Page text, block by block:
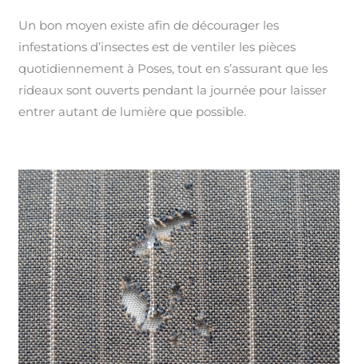
Un bon moyen existe afin de décourager les
infestations d’insectes est de ventiler les pièces
quotidiennement à Poses, tout en s’assurant que les
rideaux sont ouverts pendant la journée pour laisser
entrer autant de lumière que possible.